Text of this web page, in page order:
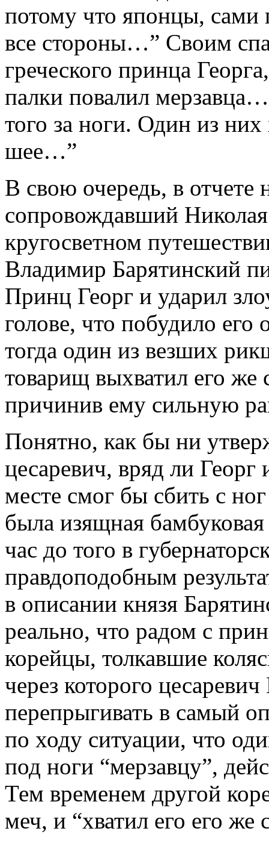
потому что японцы, сами
все стороны…” Своим
греческого принца
палки повалил
того за ноги. Один из них
шее…”
В свою очередь, в
сопровождавший
кругосветном
Владимир Барятинский
Принц Георг и ударил
голове, что побудило его
тогда один из везших
товарищ выхватил его
причинив ему сильную
Понятно, как бы ни
цесаревич, вряд ли Георг
месте смог бы сбить с
была изящная бамбуковая
час до того в
правдоподобным
в описании князя
реально, что радом с
корейцы, толкавшие
через которого
перепрыгивать в самый
по ходу ситуации, что
под ноги “мерзавцу”,
Тем временем другой
меч, и “хватил его его же